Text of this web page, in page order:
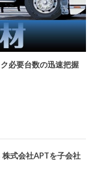
必要台数の迅速把握
式会社APTを子会社